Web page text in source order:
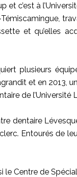
c’est à
et qu’elles
plusieurs
et en
de l’Université
dentaire
Entourés de
le Centre de